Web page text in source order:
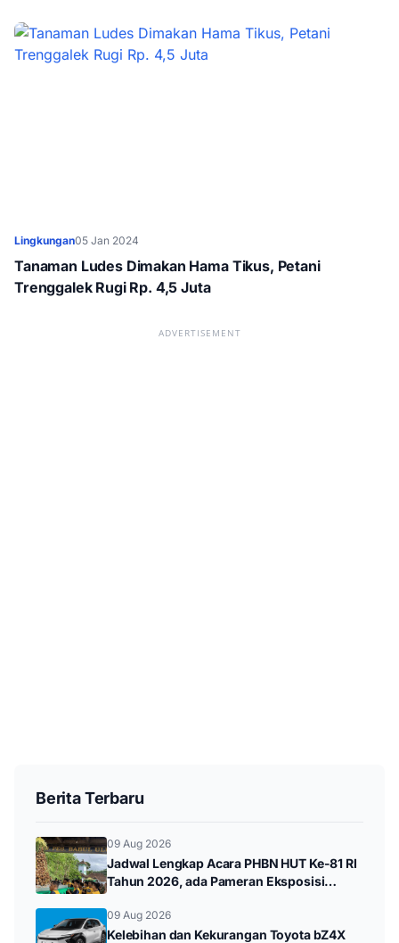
Lingkungan05 Jan 2024
Tanaman Ludes Dimakan Hama Tikus, Petani
Trenggalek Rugi Rp. 4,5 Juta
ADVERTISEMENT
Berita Terbaru
09 Aug 2026
Jadwal Lengkap Acara PHBN HUT Ke-81 RI
Tahun 2026, ada Pameran Eksposisi
09 Aug 2026
Kelebihan dan Kekurangan Toyota bZ4X